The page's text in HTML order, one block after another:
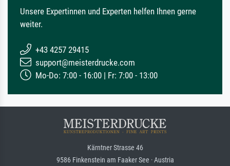
Unsere Expertinnen und Experten helfen Ihnen gerne
weiter.
+43 4257 29415
support@meisterdrucke.com
Mo-Do: 7:00 - 16:00 | Fr: 7:00 - 13:00
Kärntner Strasse 46
9586 Finkenstein am Faaker See · Austria